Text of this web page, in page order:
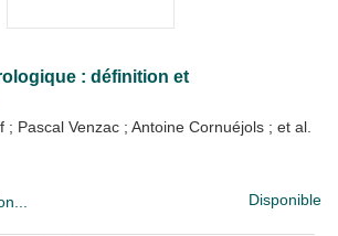
: définition et
; Pascal Venzac ; Antoine Cornuéjols ; et al.
Disponible